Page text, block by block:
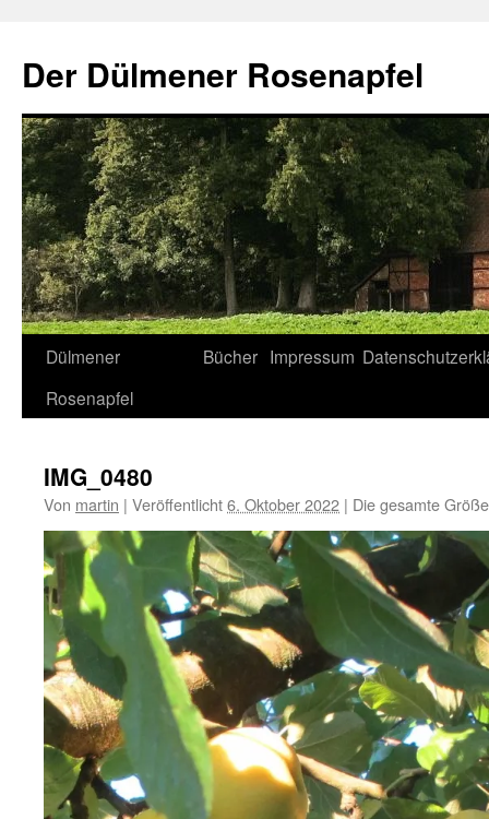
Der Dülmener Rosenapfel
Zum
Inhalt
Dülmener
Rosenapfel
Bücher Impressum
IMG_0480
Von martin | Veröffentlicht6. Oktober 2022 | Die gesamte